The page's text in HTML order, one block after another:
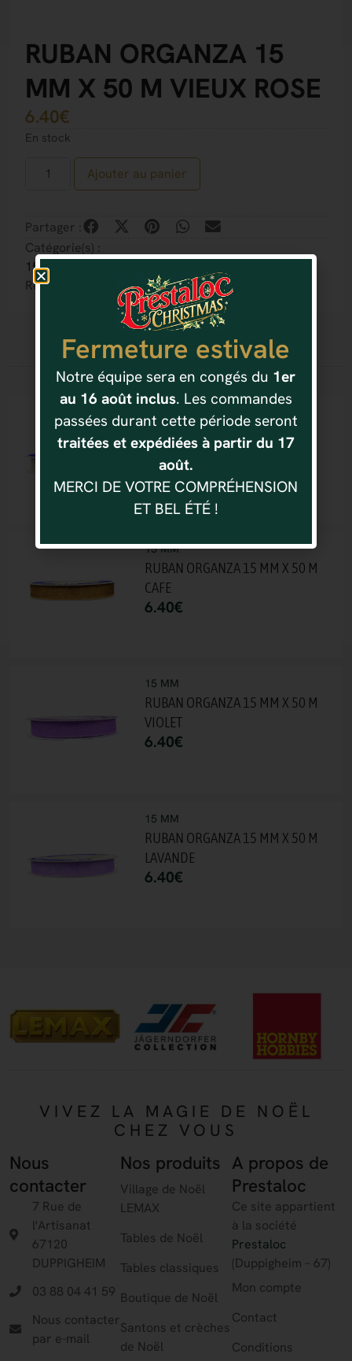
RUBAN ORGANZA 15
MM X 50 M VIEUX ROSE
6.40€
En stock
Ajouter au panier
Partager :
Catégorie(s) :
15 MM
Référence : 8054729486890
Vous aimerez aussi
15 MM
RUBAN ORGANZA 15 MM X 50 M
ARGENT
6.40€
15 MM
RUBAN ORGANZA 15 MM X 50 M
CAFE
6.40€
15 MM
RUBAN ORGANZA 15 MM X 50 M
VIOLET
6.40€
15 MM
RUBAN ORGANZA 15 MM X 50 M
LAVANDE
6.40€
VIVEZ LA MAGIE DE NOËL
CHEZ VOUS
Nous
contacter
7 Rue de
l'Artisanat
67120
DUPPIGHEIM
03 88 04 41 59
Nous contacter
par e-mail
Nos produits
Village de Noël
LEMAX
Tables de Noël
Tables classiques
Boutique de Noël
Santons et crèches
de Noël
A propos de
Prestaloc
Ce site appartient
à la société
Prestaloc
(Duppigheim – 67)
Mon compte
Contact
Conditions
Fermeture estivale
Notre équipe sera en congés du 1er
au 16 août inclus. Les commandes
passées durant cette période seront
traitées et expédiées à partir du 17
août.
MERCI DE VOTRE COMPRÉHENSION
ET BEL ÉTÉ !